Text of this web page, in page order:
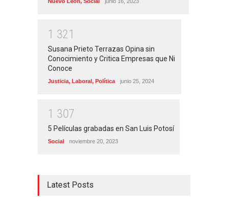
1 321
Susana Prieto Terrazas Opina sin
Conocimiento y Critica Empresas que Ni
Conoce
Justicia, Laboral, Política junio 25, 2024
1 307
5 Películas grabadas en San Luis Potosí
Social noviembre 20, 2023
Latest Posts